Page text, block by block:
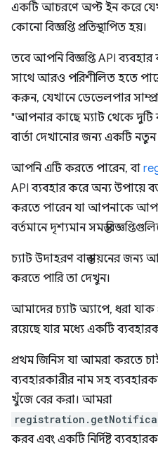
একটি আচরণে অপ্ট ইন করে
কোনো বিজ্ঞপ্তি প্রতিস্থাপিত হয়।
তবে আপনি বিজ্ঞপ্তি API
সাথে আরও পরিশীলিত হতে
করুন, যেখানে ডেভেলপার
"আপনার কাছে ম্যাট থেকে
বার্তা দেখানোর জন্য একটি নতুন
আপনি এটি করতে পারেন, বা
API ব্যবহার করে অন্য উপায়ে
করতে পারেন যা আপনাকে
বর্তমানে দৃশ্যমান সমস্ত
চ্যাট উদাহরণ বাস্তবায়নের জন্য
করতে পারি তা দেখুন।
আমাদের চ্যাট অ্যাপে, ধরা যাক
রয়েছে যার মধ্যে একটি
প্রথম জিনিস যা আমরা করতে
ব্যবহারকারীর নাম সহ
খুঁজে বের করা। আমরা
করব এবং একটি নির্দিষ্ট